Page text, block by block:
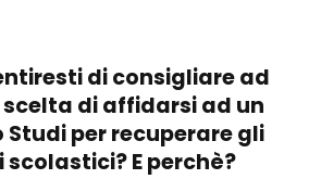
di consigliare ad
di affidarsi ad un
Studi per recuperare gli
scolastici? E perchè?